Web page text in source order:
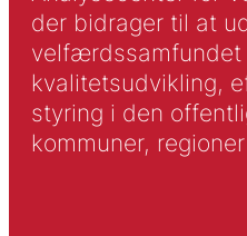
der bidrager til at
velfærdssamfundet
kvalitetsudvikling,
styring i den
kommuner,